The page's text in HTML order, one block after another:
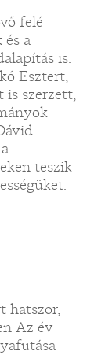
felé
a
is.
Esztert,
is szerzett,
teszik
hatszor,
Az év